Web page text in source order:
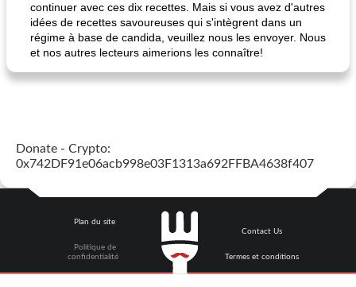
continuer avec ces dix recettes. Mais si vous avez d'autres
idées de recettes savoureuses qui s'intègrent dans un
régime à base de candida, veuillez nous les envoyer. Nous
et nos autres lecteurs aimerions les connaître!
Donate - Crypto:
0x742DF91e06acb998e03F1313a692FFBA4638f407
Plan du site
Politique de
confidentialité
Contact Us
Termes et conditions